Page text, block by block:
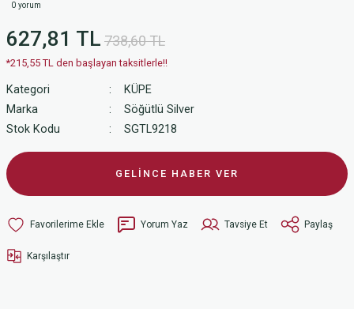
0 yorum
627,81 TL 738,60 TL
*215,55 TL den başlayan taksitlerle!!
Kategori
KÜPE
Marka
Söğütlü Silver
Stok Kodu
SGTL9218
GELİNCE HABER VER
Yorum Yaz Tavsiye Et Paylaş
Karşılaştır